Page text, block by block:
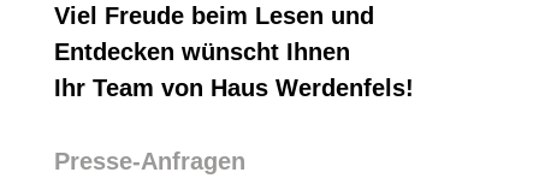
Viel Freude beim Lesen und
Entdecken wünscht Ihnen
Ihr Team von Haus Werdenfels!
Presse-Anfragen